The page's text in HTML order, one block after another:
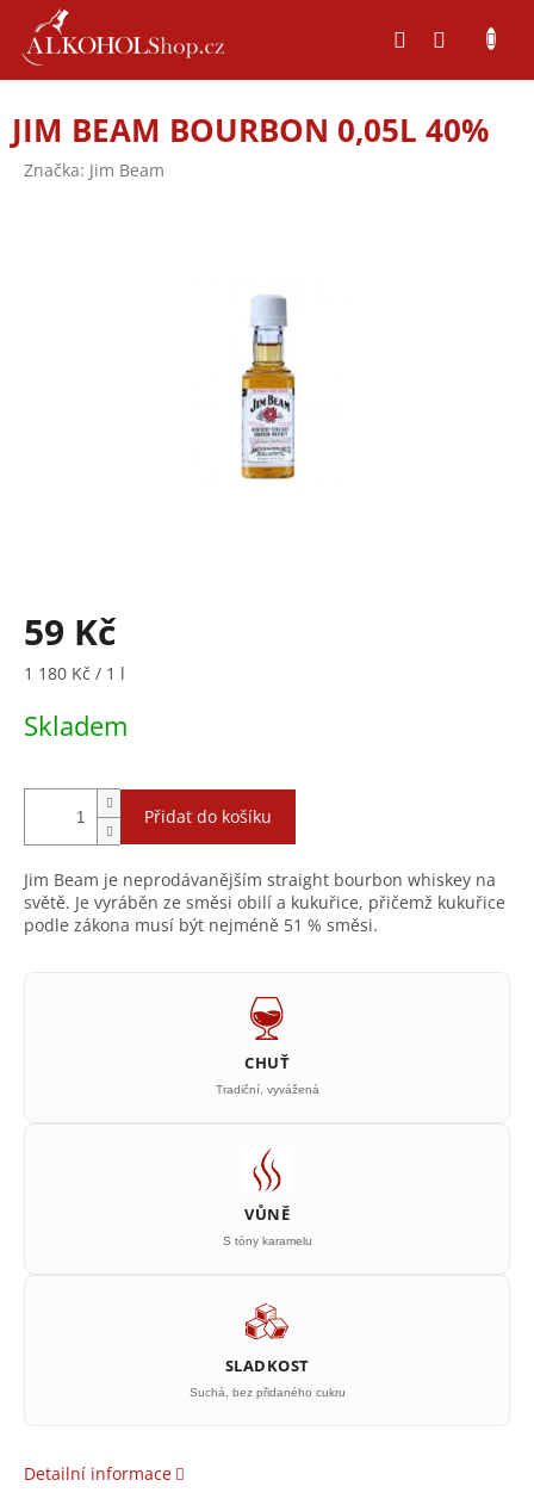
obsah
JIM BEAM BOURBON 0,05L 40%
Značka: Jim Beam
59 Kč
Měrná
1 180 Kč / 1 l
Skladem
Přidat do košíku
Jim Beam je neprodávanějším straight bourbon whiskey na
světě. Je vyráběn ze směsi obilí a kukuřice, přičemž kukuřice
podle zákona musí být nejméně 51 % směsi.
CHUŤ
Tradiční, vyvážená
VŮNĚ
S tóny karamelu
SLADKOST
Suchá, bez přidaného cukru
Detailní informace